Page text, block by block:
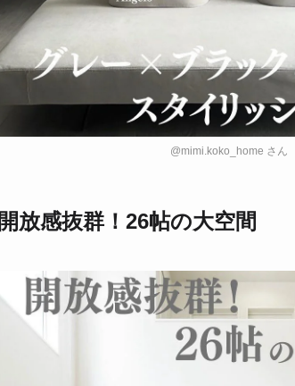
@mimi.koko_home さん
開放感抜群！26帖の大空間